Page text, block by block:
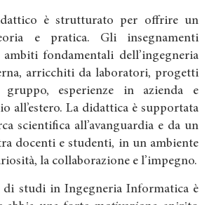
è strutturato per offrire un
e pratica. Gli insegnamenti
fondamentali dell’ingegneria
arricchiti da laboratori, progetti
esperienze in azienda e
all’estero. La didattica è supportata
scientifica all’avanguardia e da un
docenti e studenti, in un ambiente
la collaborazione e l’impegno.
di studi in Ingegneria Informatica è